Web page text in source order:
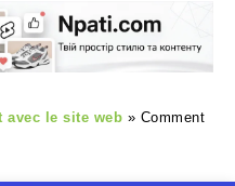
le site web » Comment